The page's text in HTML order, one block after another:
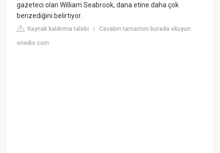
gazeteci olan William Seabrook, dana etine daha çok
benzediğini belirtiyor.
Kaynak kaldırma talebi |Cevabın tamamını burada okuyun:
onedio.com